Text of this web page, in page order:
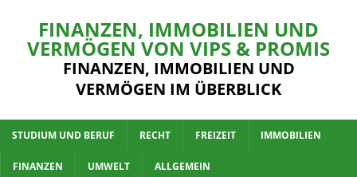
FINANZEN, IMMOBILIEN UND
VERMÖGEN VON VIPS & PROMIS
FINANZEN, IMMOBILIEN UND
VERMÖGEN IM ÜBERBLICK
STUDIUM UND BERUF RECHT FREIZEIT IMMOBILIEN
FINANZEN UMWELT ALLGEMEIN